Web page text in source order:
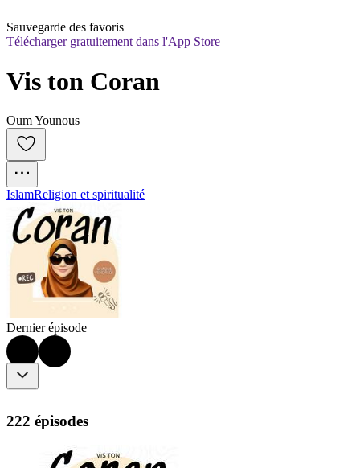
Sauvegarde des favoris
Télécharger gratuitement dans l'App Store
Vis ton Coran
Oum Younous
IslamReligion et spiritualité
Dernier épisode
222 épisodes